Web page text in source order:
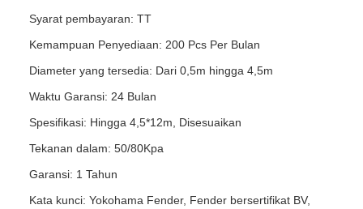
Syarat pembayaran: TT
Kemampuan Penyediaan: 200 Pcs Per Bulan
Diameter yang tersedia: Dari 0,5m hingga 4,5m
Waktu Garansi: 24 Bulan
Spesifikasi: Hingga 4,5*12m, Disesuaikan
Tekanan dalam: 50/80Kpa
Garansi: 1 Tahun
Kata kunci: Yokohama Fender, Fender bersertifikat BV,